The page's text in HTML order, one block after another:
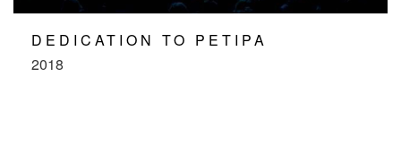
DEDICATION TO PETIPA
2018